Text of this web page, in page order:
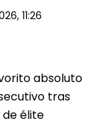
11:26
absoluto
tras
élite